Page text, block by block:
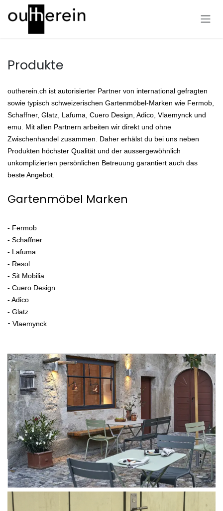
Skip to Content
Produkte
outherein.ch ist autorisierter Partner von international gefragten
sowie typisch schweizerischen Gartenmöbel-Marken wie Fermob,
Schaffner, Glatz, Lafuma, Cuero Design, Adico, Vlaemynck und
emu. Mit allen Partnern arbeiten wir direkt und ohne
Zwischenhandel zusammen. Daher erhälst du bei uns neben
Produkten höchster Qualität und der aussergewöhnlich
unkomplizierten persönlichen Betreuung garantiert auch das
beste Angebot.
Gartenmöbel Marken
- Fermob
- Schaffner
- Lafuma
- Resol
- Sit Mobilia
- Cuero Design
- Adico
- Glatz
- Vlaemynck